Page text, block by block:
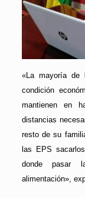
«La mayoría
condición
mantienen en
distancias
resto de su
las EPS
donde pasar
alimentación»,